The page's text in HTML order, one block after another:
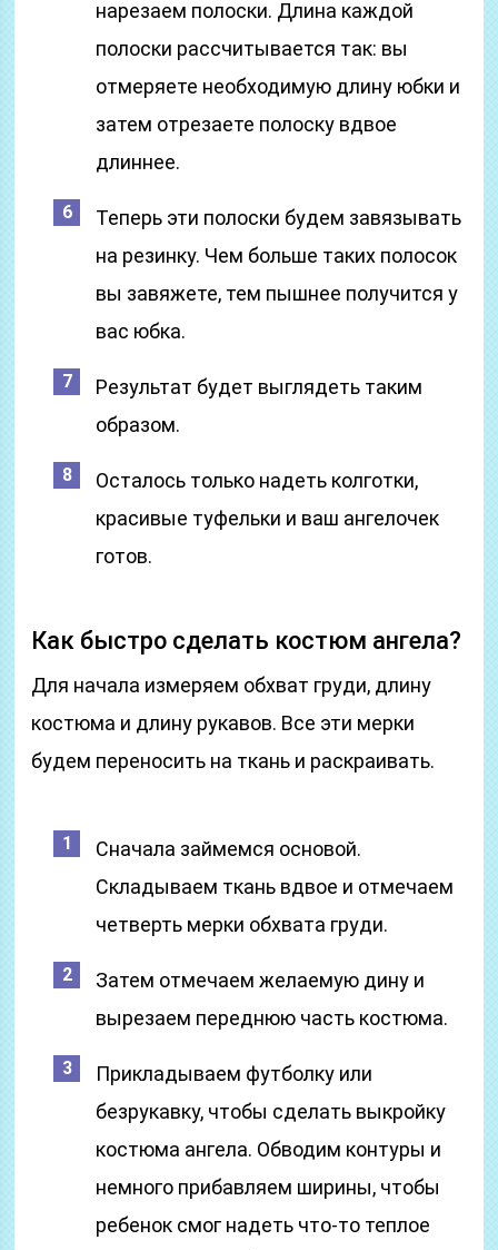
нарезаем полоски. Длина каждой
полоски рассчитывается так: вы
отмеряете необходимую длину юбки и
затем отрезаете полоску вдвое
длиннее.
Теперь эти полоски будем завязывать
на резинку. Чем больше таких полосок
вы завяжете, тем пышнее получится у
вас юбка.
Результат будет выглядеть таким
образом.
Осталось только надеть колготки,
красивые туфельки и ваш ангелочек
готов.
Как быстро сделать костюм ангела?
Для начала измеряем обхват груди, длину
костюма и длину рукавов. Все эти мерки
будем переносить на ткань и раскраивать.
Сначала займемся основой.
Складываем ткань вдвое и отмечаем
четверть мерки обхвата груди.
Затем отмечаем желаемую дину и
вырезаем переднюю часть костюма.
Прикладываем футболку или
безрукавку, чтобы сделать выкройку
костюма ангела. Обводим контуры и
немного прибавляем ширины, чтобы
ребенок смог надеть что-то теплое